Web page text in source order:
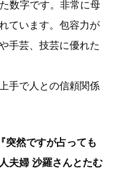
数字です。非常に母
ています。包容力が
手芸、技芸に優れた
手で人との信頼関係
突然ですが占っても
夫婦 沙羅さんとたむ